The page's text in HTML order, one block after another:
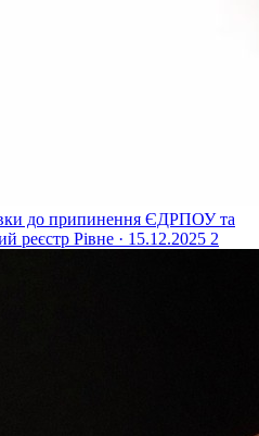
до припинення ЄДРПОУ та
реєстр Рівне · 15.12.2025 2